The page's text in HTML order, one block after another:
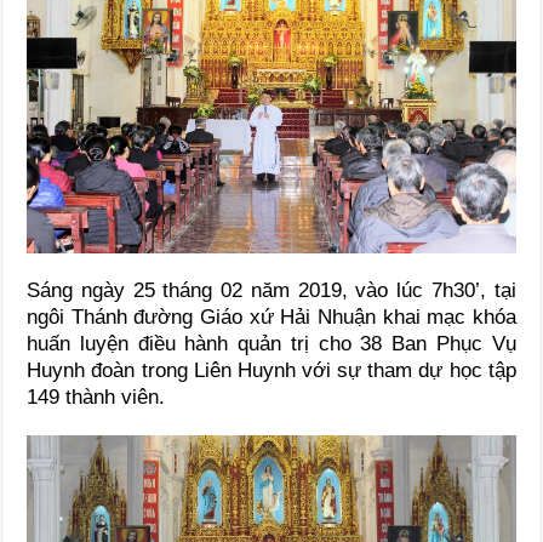
Sáng ngày 25 tháng 02 năm 2019, vào lúc 7h30’, tại
ngôi Thánh đường Giáo xứ Hải Nhuận khai mạc khóa
huấn luyện điều hành quản trị cho 38 Ban Phục Vụ
Huynh đoàn trong Liên Huynh với sự tham dự học tập
149 thành viên.